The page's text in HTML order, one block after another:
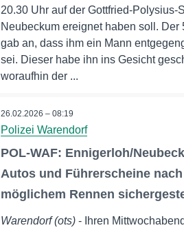
20.30 Uhr auf der Gottfried-Polysius-
Neubeckum ereignet haben soll. Der
gab an, dass ihm ein Mann
sei. Dieser habe ihn ins Gesicht
woraufhin der ...
26.02.2026 – 08:19
Polizei Warendorf
POL-WAF: Ennigerloh/
Autos und Führerscheine nach
möglichem Rennen
Warendorf (ots)- Ihren Mittwochabend